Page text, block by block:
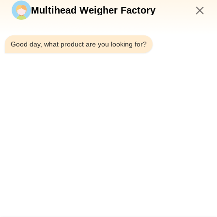
Jetzt einreichen
Multihead Weigher Factory
Good day, what product are you looking for?